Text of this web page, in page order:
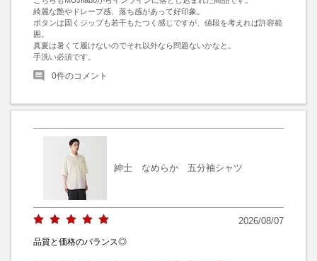
綺麗な艶やドレープ感、落ち感があって好印象。
ボタンは固くジップも若干もたつく感じですが、値段を考えれば許容範
囲。
真夏は暑くて履けないのでそれ以外なら問題ないかなと。
手洗い必須です。
0件のコメント
紳士 なめらか 五分袖シャツ
2026/08/07
品質と価格のバランス◎